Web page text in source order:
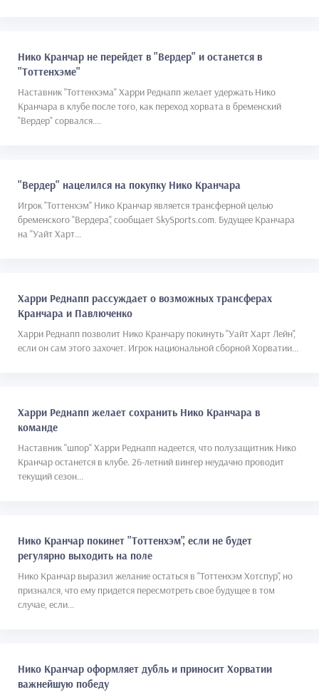
Нико Кранчар не перейдет в "Вердер" и останется в
"Тоттенхэме"
Наставник "Тоттенхэма" Харри Реднапп желает удержать Нико
Кранчара в клубе после того, как переход хорвата в бременский
"Вердер" сорвался....
"Вердер" нацелился на покупку Нико Кранчара
Игрок "Тоттенхэм" Нико Кранчар является трансферной целью
бременского "Вердера", сообщает SkySports.com. Будущее Кранчара
на "Уайт Харт...
Харри Реднапп рассуждает о возможных трансферах
Кранчара и Павлюченко
Харри Реднапп позволит Нико Кранчару покинуть "Уайт Харт Лейн",
если он сам этого захочет. Игрок национальной сборной Хорватии...
Харри Реднапп желает сохранить Нико Кранчара в
команде
Наставник "шпор" Харри Реднапп надеется, что полузащитник Нико
Кранчар останется в клубе. 26-летний вингер неудачно проводит
текущий сезон...
Нико Кранчар покинет "Тоттенхэм", если не будет
регулярно выходить на поле
Нико Кранчар выразил желание остаться в "Тоттенхэм Хотспур", но
признался, что ему придется пересмотреть свое будущее в том
случае, если...
Нико Кранчар оформляет дубль и приносит Хорватии
важнейшую победу